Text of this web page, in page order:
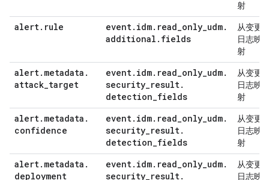
射
alert. rule event. idm. read_only_udm.
additional . fields
从变更
日志映
射
alert. metadata .
attack_target
event. idm. read_only_udm.
security_result.
detection_fields
从变更
日志映
射
alert. metadata .
confidence
event. idm. read_only_udm.
security_result.
detection_fields
从变更
日志映
射
alert. metadata .
deployment
event. idm. read_only_udm.
security_result.
从变更
日志映